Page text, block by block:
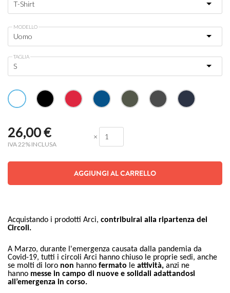
MODELLO
TAGLIA
26,00€
IVA 22% INCLUSA
×
AGGIUNGI AL CARRELLO
Acquistando i prodotti Arci, contribuirai alla ripartenza dei
Circoli.
A Marzo, durante l'emergenza causata dalla pandemia da
Covid-19, tutti i circoli Arci hanno chiuso le proprie sedi, anche
se molti di loro non hanno fermato le attività, anzi ne
hanno messe in campo di nuove e solidali adattandosi
all’emergenza in corso.